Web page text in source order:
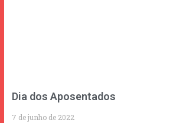
Dia dos Aposentados
7 de junho de 2022